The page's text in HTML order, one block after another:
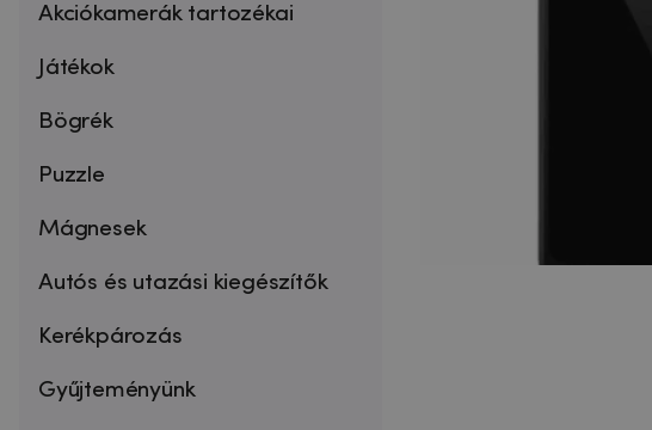
Akciókamerák tartozékai
Játékok
Bögrék
Puzzle
Mágnesek
Autós és utazási kiegészítők
Kerékpározás
Gyűjteményünk